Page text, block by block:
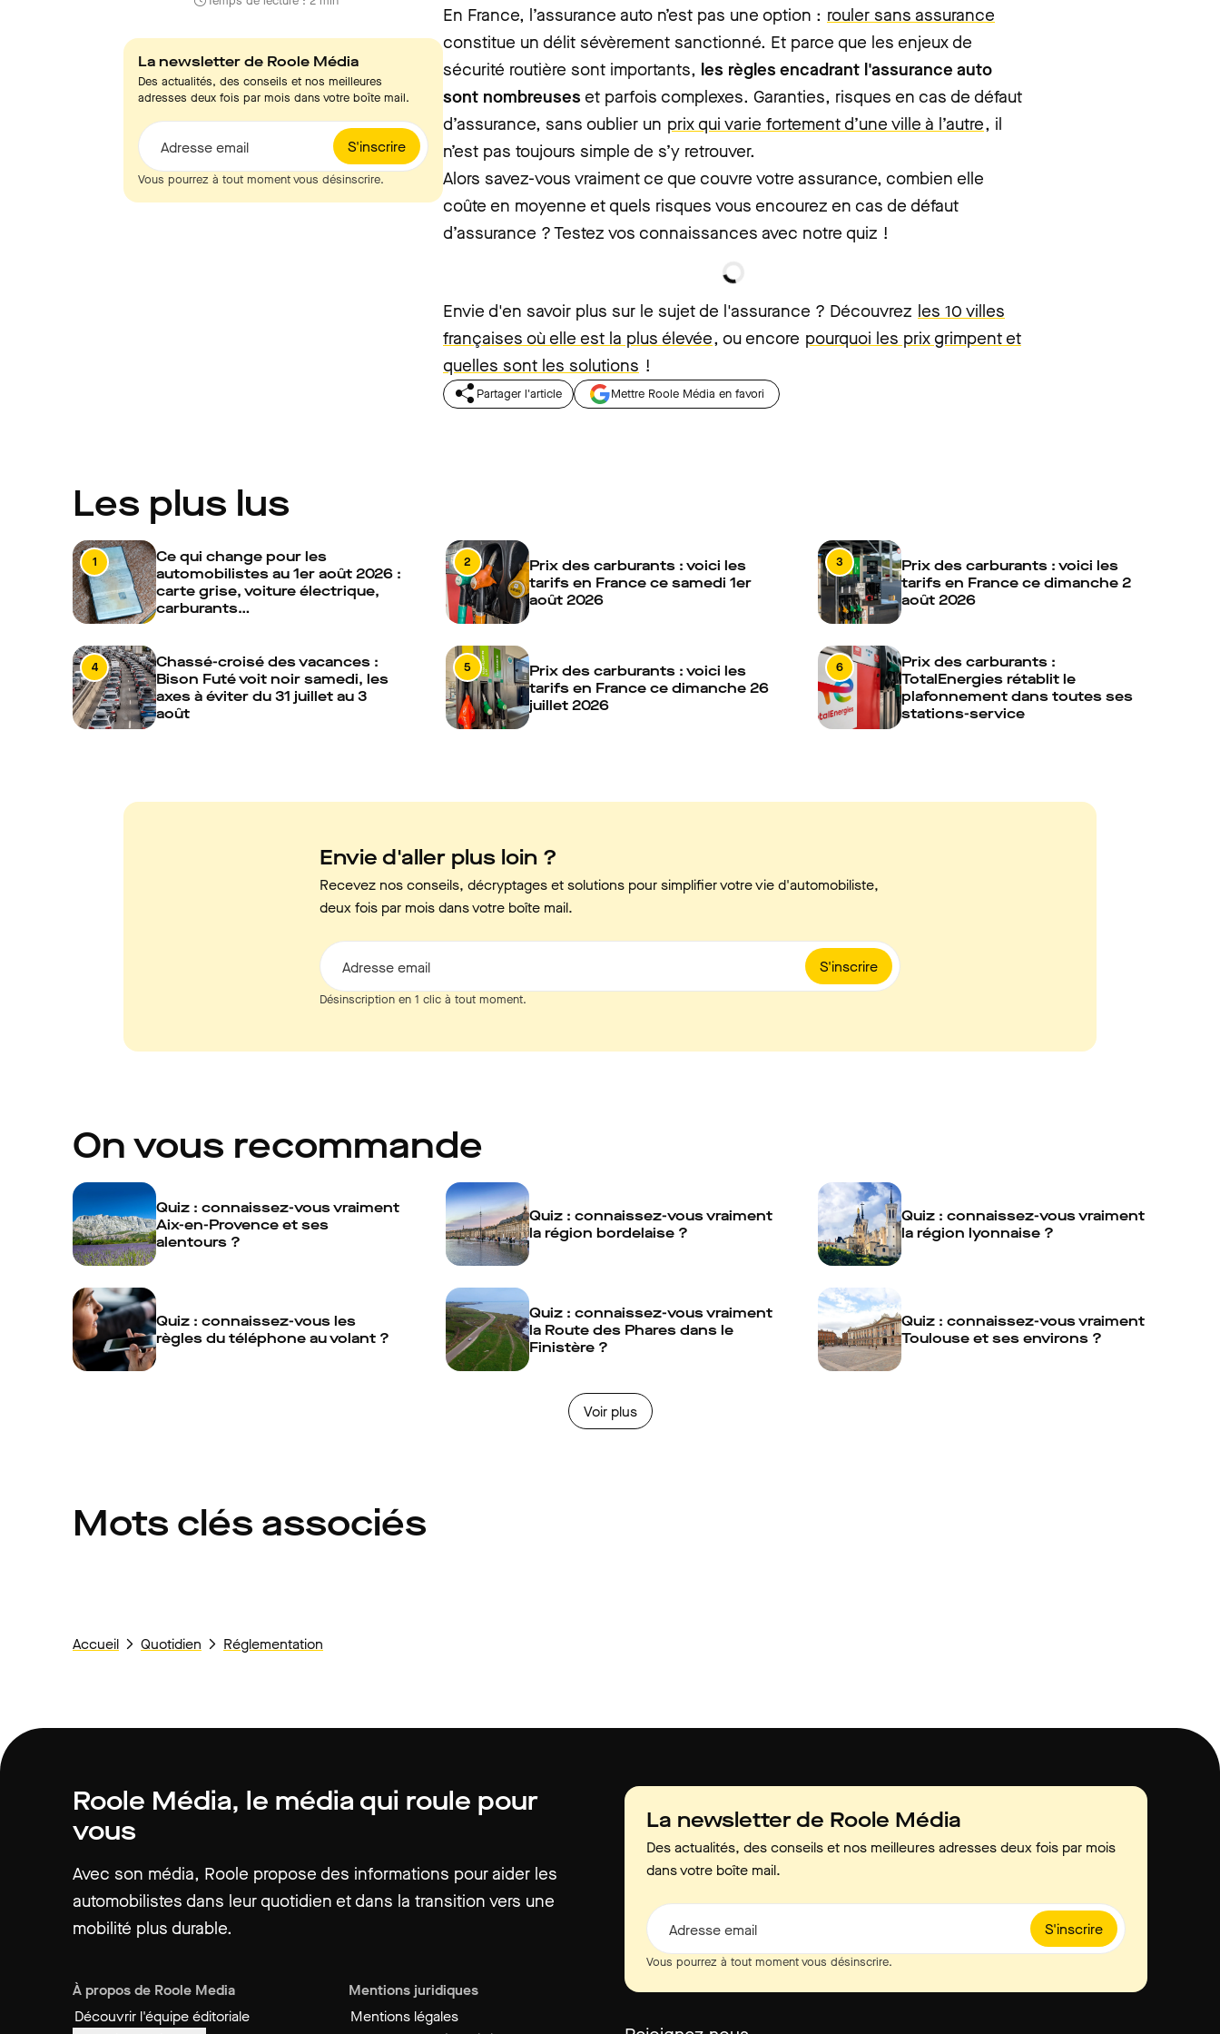
La newsletter de Roole Média
Des actualités, des conseils et nos meilleures
adresses deux fois par mois dans votre boîte mail.
S'inscrire
Adresse email
Vous pourrez à tout moment vous désinscrire.
En France, l’assurance auto n’est pas une option : rouler sans assurance
constitue un délit sévèrement sanctionné. Et parce que les enjeux de
sécurité routière sont importants, les règles encadrant l'assurance auto
sont nombreuses et parfois complexes. Garanties, risques en cas de défaut
d’assurance, sans oublier un prix qui varie fortement d’une ville à l’autre, il
n’est pas toujours simple de s’y retrouver.
Alors savez-vous vraiment ce que couvre votre assurance, combien elle
coûte en moyenne et quels risques vous encourez en cas de défaut
d’assurance ? Testez vos connaissances avec notre quiz !
Envie d'en savoir plus sur le sujet de l'assurance ? Découvrez les 10 villes
françaises où elle est la plus élevée, ou encore pourquoi les prix grimpent et
quelles sont les solutions !
Partager l'article Mettre Roole Média en favori
Les plus lus
1
Ce qui change pour les
automobilistes au 1er août 2026 :
carte grise, voiture électrique,
carburants…
2
Prix des carburants : voici les
tarifs en France ce samedi 1er
août 2026
3
Prix des carburants : voici les
tarifs en France ce dimanche 2
août 2026
4
Chassé-croisé des vacances :
Bison Futé voit noir samedi, les
axes à éviter du 31 juillet au 3
août
5
Prix des carburants : voici les
tarifs en France ce dimanche 26
juillet 2026
6
Prix des carburants :
TotalEnergies rétablit le
plafonnement dans toutes ses
stations-service
Envie d'aller plus loin ?
Recevez nos conseils, décryptages et solutions pour simplifier votre vie d'automobiliste,
deux fois par mois dans votre boîte mail.
S'inscrire
Adresse email
Désinscription en 1 clic à tout moment.
On vous recommande
Quiz : connaissez-vous vraiment
Aix-en-Provence et ses
alentours ?
Quiz : connaissez-vous vraiment
la région bordelaise ?
Quiz : connaissez-vous vraiment
la région lyonnaise ?
Quiz : connaissez-vous les
règles du téléphone au volant ?
Quiz : connaissez-vous vraiment
la Route des Phares dans le
Finistère ?
Quiz : connaissez-vous vraiment
Toulouse et ses environs ?
Voir plus
Mots clés associés
Accueil Quotidien Réglementation
Roole Média, le média qui roule pour
vous
Avec son média, Roole propose des informations pour aider les
automobilistes dans leur quotidien et dans la transition vers une
mobilité plus durable.
À propos de Roole Media
Découvrir l'équipe éditoriale
Mentions juridiques
Mentions légales
La newsletter de Roole Média
Des actualités, des conseils et nos meilleures adresses deux fois par mois
dans votre boîte mail.
S'inscrire
Adresse email
Vous pourrez à tout moment vous désinscrire.